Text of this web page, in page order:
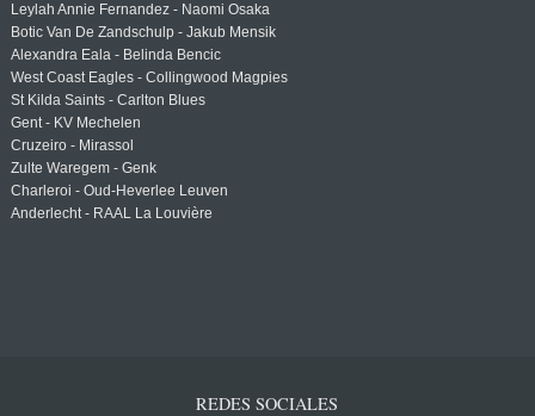
Leylah Annie Fernandez - Naomi Osaka
Botic Van De Zandschulp - Jakub Mensik
Alexandra Eala - Belinda Bencic
West Coast Eagles - Collingwood Magpies
St Kilda Saints - Carlton Blues
Gent - KV Mechelen
Cruzeiro - Mirassol
Zulte Waregem - Genk
Charleroi - Oud-Heverlee Leuven
Anderlecht - RAAL La Louvière
REDES SOCIALES